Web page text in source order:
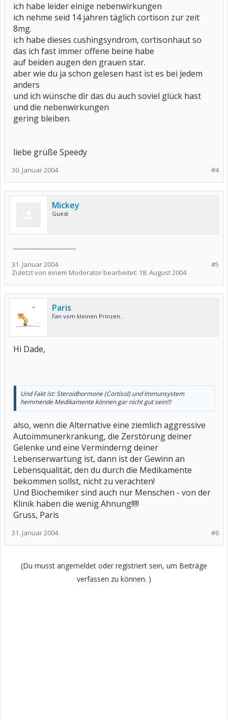
ich habe leider einige nebenwirkungen
ich nehme seid 14 jahren täglich cortison zur zeit
8mg.
ich habe dieses cushingsyndrom, cortisonhaut so
das ich fast immer offene beine habe
auf beiden augen den grauen star.
aber wie du ja schon gelesen hast ist es bei jedem
anders
und ich wünsche dir das du auch soviel glück hast
und die nebenwirkungen
gering bleiben.
liebe grüße Speedy
#4
30. Januar 2004
Mickey
Guest
.........................................
#5
31. Januar 2004
Zuletzt von einem Moderator bearbeitet: 18. August 2004
Paris
Fan vom kleinen Prinzen..
Hi Dade,
Und Fakt ist: Steroidhormone (Cortisol) und Immunsystem
hemmende Medikamente können gar nicht gut sein!!!
also, wenn die Alternative eine ziemlich aggressive
Autoimmunerkrankung, die Zerstörung deiner
Gelenke und eine Verminderng deiner
Lebenserwartung ist, dann ist der Gewinn an
Lebensqualität, den du durch die Medikamente
bekommen sollst, nicht zu verachten!
Und Biochemiker sind auch nur Menschen - von der
Klinik haben die wenig Ahnung!!!!!
Gruss, Paris
#6
31. Januar 2004
(Du musst angemeldet oder registriert sein, um Beiträge
verfassen zu können. )